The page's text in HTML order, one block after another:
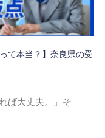
て本当？】奈良県の受
ば大丈夫。」そ